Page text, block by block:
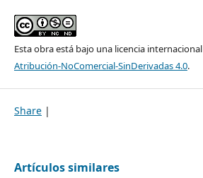
Esta obra está bajo una licencia internacional
Atribución-NoComercial-SinDerivadas 4.0.
Share |
Artículos similares